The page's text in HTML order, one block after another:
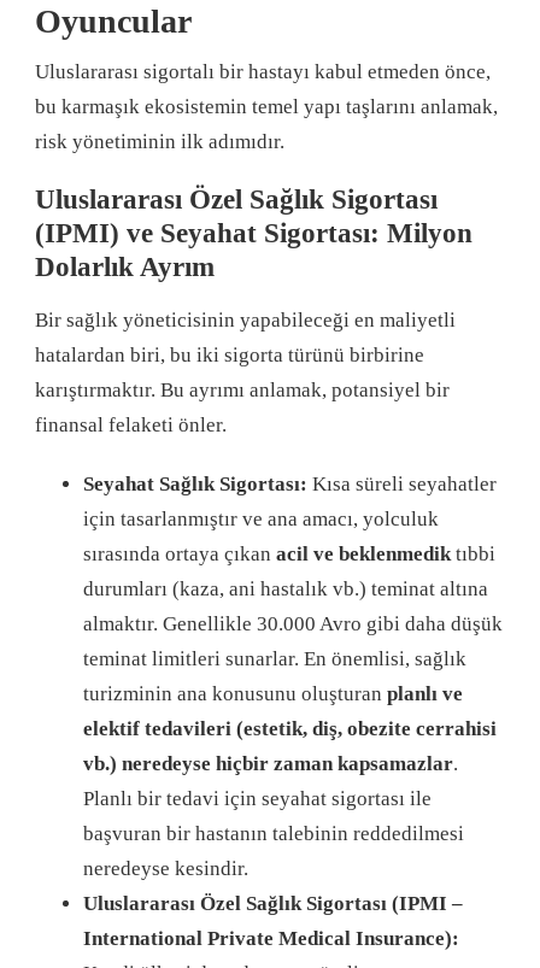
Oyuncular
Uluslararası sigortalı bir hastayı kabul etmeden önce,
bu karmaşık ekosistemin temel yapı taşlarını anlamak,
risk yönetiminin ilk adımıdır.
Uluslararası Özel Sağlık Sigortası
(IPMI) ve Seyahat Sigortası: Milyon
Dolarlık Ayrım
Bir sağlık yöneticisinin yapabileceği en maliyetli
hatalardan biri, bu iki sigorta türünü birbirine
karıştırmaktır. Bu ayrımı anlamak, potansiyel bir
finansal felaketi önler.
Seyahat Sağlık Sigortası: Kısa süreli seyahatler
için tasarlanmıştır ve ana amacı, yolculuk
sırasında ortaya çıkan acil ve beklenmedik tıbbi
durumları (kaza, ani hastalık vb.) teminat altına
almaktır. Genellikle 30.000 Avro gibi daha düşük
teminat limitleri sunarlar. En önemlisi, sağlık
turizminin ana konusunu oluşturan planlı ve
elektif tedavileri (estetik, diş, obezite cerrahisi
vb.) neredeyse hiçbir zaman kapsamazlar.
Planlı bir tedavi için seyahat sigortası ile
başvuran bir hastanın talebinin reddedilmesi
neredeyse kesindir.
Uluslararası Özel Sağlık Sigortası (IPMI –
International Private Medical Insurance):